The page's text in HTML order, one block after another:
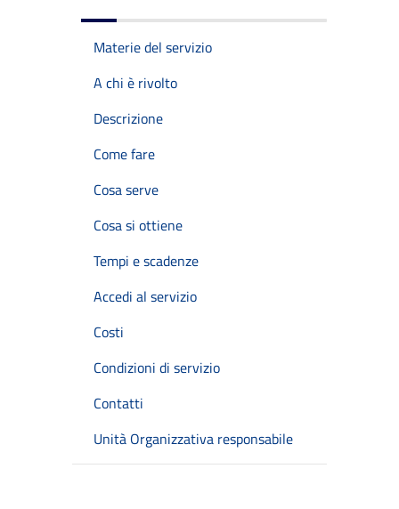
Materie del servizio
A chi è rivolto
Descrizione
Come fare
Cosa serve
Cosa si ottiene
Tempi e scadenze
Accedi al servizio
Costi
Condizioni di servizio
Contatti
Unità Organizzativa responsabile